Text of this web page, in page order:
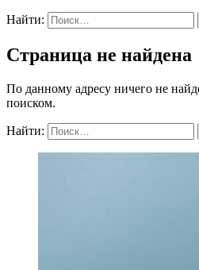
Найти:
Страница не найдена
По данному адресу ничего не
поиском.
Найти: